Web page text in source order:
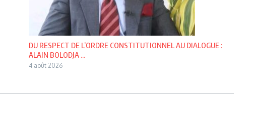
DU RESPECT DE L’ORDRE CONSTITUTIONNEL AU DIALOGUE :
ALAIN BOLODJA ...
4 août 2026